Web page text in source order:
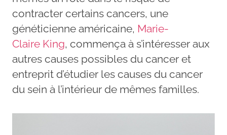
contracter certains cancers, une
généticienne américaine, Marie-
Claire King, commença à s’intéresser aux
autres causes possibles du cancer et
entreprit d’étudier les causes du cancer
du sein à l’intérieur de mêmes familles.